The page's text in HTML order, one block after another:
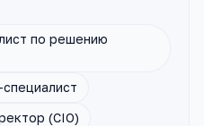
по решению
специалист
(CIO)